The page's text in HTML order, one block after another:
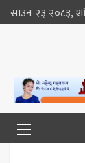
साउन २३ २०८३,